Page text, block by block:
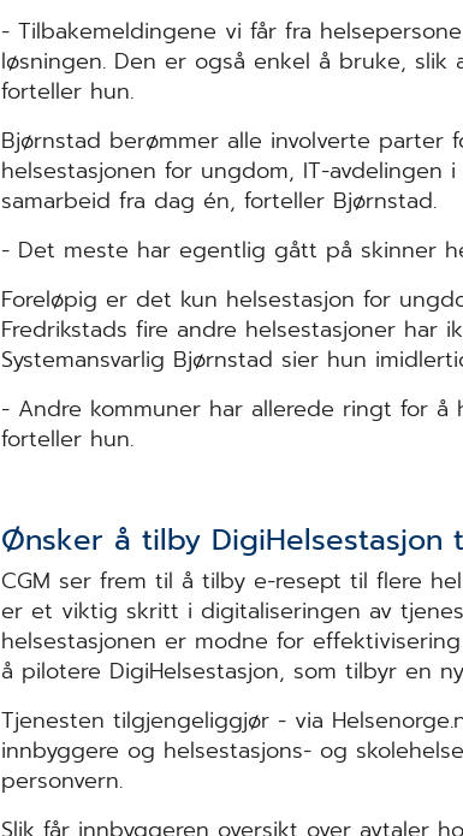
- Tilbakemeldingene vi får fra
løsningen. Den er også enkel å bruke,
forteller hun.
Bjørnstad berømmer alle involverte parter
helsestasjonen for ungdom, IT-
samarbeid fra dag én, forteller Bjørnstad.
- Det meste har egentlig gått på skinner
Foreløpig er det kun helsestasjon for
Fredrikstads fire andre helsestasjoner
Systemansvarlig Bjørnstad sier hun
- Andre kommuner har allerede ringt for å
forteller hun.
Ønsker å tilby DigiHelsestasjon
CGM ser frem til å tilby e-resept til flere
er et viktig skritt i digitaliseringen av
helsestasjonen er modne for
å pilotere DigiHelsestasjon, som tilbyr en
Tjenesten tilgjengeliggjør - via
innbyggere og helsestasjons- og
personvern.